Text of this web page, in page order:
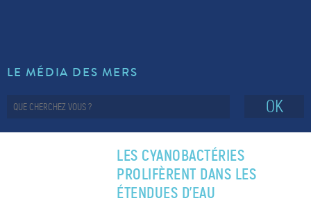
LE MÉDIA DES MERS
OK
LES CYANOBACTÉRIES
PROLIFÈRENT DANS LES
ÉTENDUES D’EAU